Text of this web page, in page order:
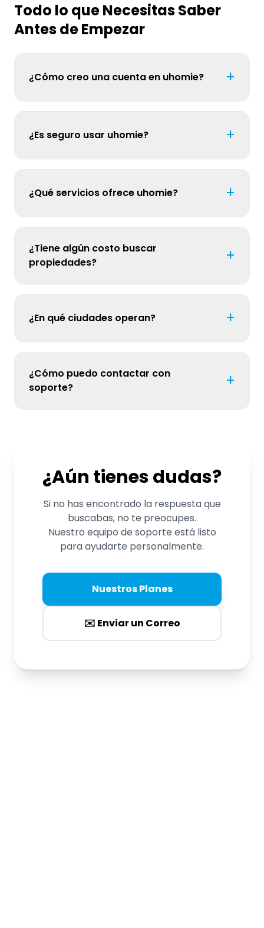
Todo lo que Necesitas Saber
Antes de Empezar
¿Cómo creo una cuenta en uhomie? +
¿Es seguro usar uhomie? +
¿Qué servicios ofrece uhomie? +
¿Tiene algún costo buscar
propiedades?
+
¿En qué ciudades operan? +
¿Cómo puedo contactar con
soporte?
+
¿Aún tienes dudas?
Si no has encontrado la respuesta que
buscabas, no te preocupes.
Nuestro equipo de soporte está listo
para ayudarte personalmente.
Nuestros Planes
✉️ Enviar un Correo